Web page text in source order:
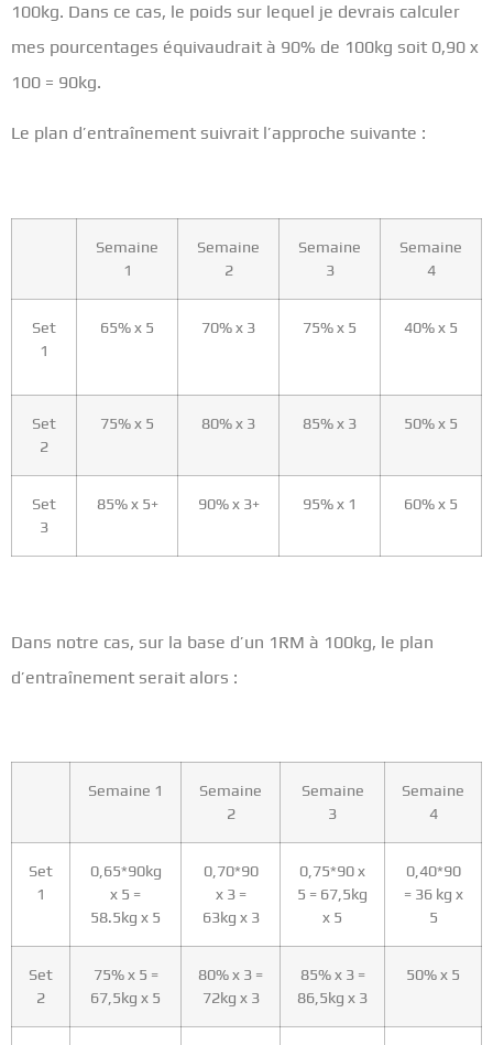
100kg. Dans ce cas, le poids sur lequel je devrais calculer
mes pourcentages équivaudrait à 90% de 100kg soit 0,90 x
100 = 90kg.
Le plan d’entraînement suivrait l’approche suivante :
Semaine
1
Semaine
2
Semaine
3
Semaine
4
Set
1
65% x 5 70% x 3 75% x 5 40% x 5
Set
2
75% x 5 80% x 3 85% x 3 50% x 5
Set
3
85% x 5+ 90% x 3+ 95% x 1 60% x 5
Dans notre cas, sur la base d’un 1RM à 100kg, le plan
d’entraînement serait alors :
Semaine 1
Semaine
2
Semaine
3
Semaine
4
Set
1
0,65*90kg
x 5 =
58.5kg x 5
0,70*90
x 3 =
63kg x 3
0,75*90 x
5 = 67,5kg
x 5
0,40*90
= 36 kg x
5
Set
2
75% x 5 =
67,5kg x 5
80% x 3 =
72kg x 3
85% x 3 =
86,5kg x 3
50% x 5